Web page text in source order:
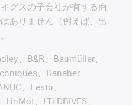
グスの子会社が有する商
ありません（例えば、出
、B&R、Baumüller、
、Danaher
、Festo、
、LTi DRiVES、